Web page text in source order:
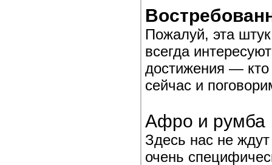
Пожалуй, эта
всегда
достижения —
сейчас и
Афро и румба
Здесь нас не
очень